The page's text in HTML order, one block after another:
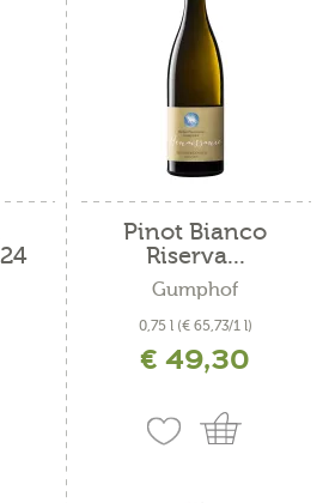
Pinot Bianco
Riserva...
Gumphof
0,75 l (€ 65,73/1 l)
€ 49,30